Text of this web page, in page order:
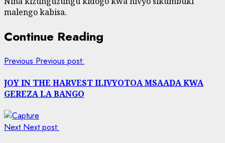
malengo kabisa.
Continue Reading
Previous Previous post:
JOY IN THE HARVEST ILIVYOTOA MSAADA KWA
GEREZA LA BANGO
Next Next post: